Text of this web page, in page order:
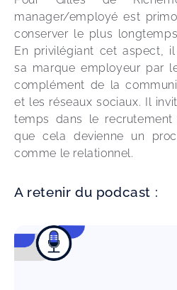
manager/employé est
conserver le plus
En privilégiant cet aspect,
sa marque employeur par
complément de la
et les réseaux sociaux. Il
temps dans le
que cela devienne un
comme le relationnel.
A retenir du podcast :